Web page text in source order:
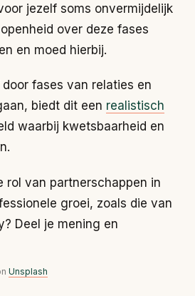
jezelf soms onvermijdelijk
over deze fases
en moed hierbij.
fases van relaties en
biedt dit een realistisch
waarbij kwetsbaarheid en
rol van partnerschappen in
groei, zoals die van
Deel je mening en
Unsplash